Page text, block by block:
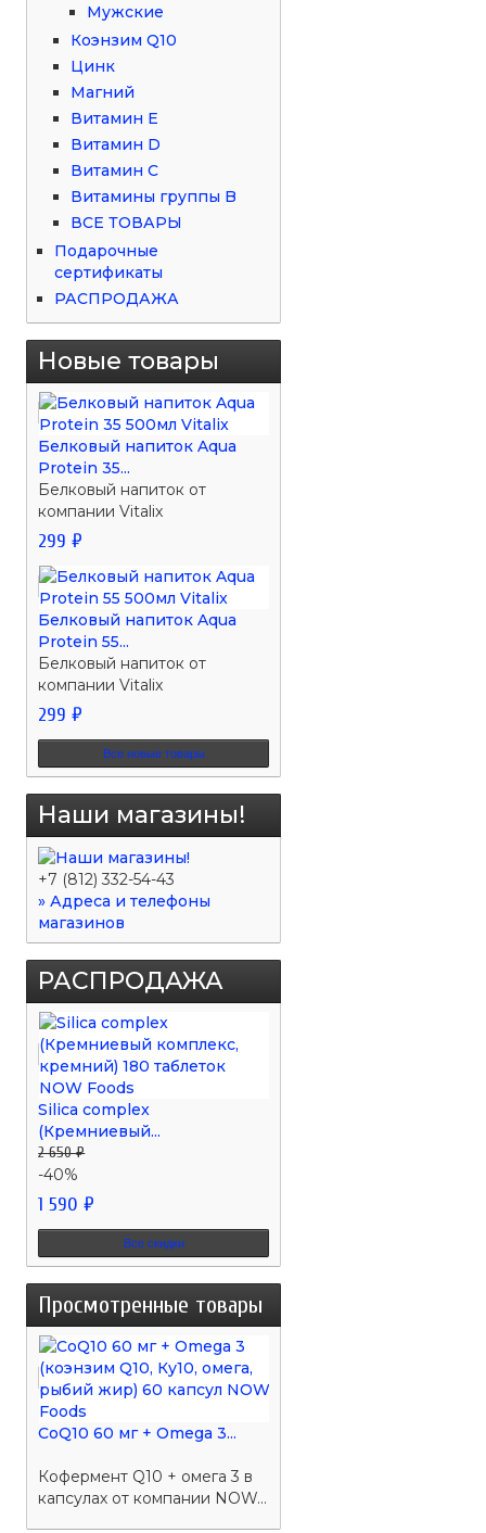
Мужские
Коэнзим Q10
Цинк
Магний
Витамин Е
Витамин D
Витамин С
Витамины группы B
ВСЕ ТОВАРЫ
Подарочные
сертификаты
РАСПРОДАЖА
Новые товары
Белковый напиток Aqua
Protein 35...
Белковый напиток от
компании Vitalix
299 ₽
Белковый напиток Aqua
Protein 55...
Белковый напиток от
компании Vitalix
299 ₽
Все новые товары
Наши магазины!
+7 (812) 332-54-43
» Адреса и телефоны
магазинов
РАСПРОДАЖА
Silica complex
(Кремниевый...
2 650 ₽
-40%
1 590 ₽
Все скидки
Просмотренные товары
CoQ10 60 мг + Omega 3...
Кофермент Q10 + омега 3 в
капсулах от компании NOW...